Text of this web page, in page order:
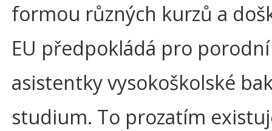
formou různých kurzů a
EU předpokládá pro porodní
asistentky vysokoškolské
studium. To prozatím